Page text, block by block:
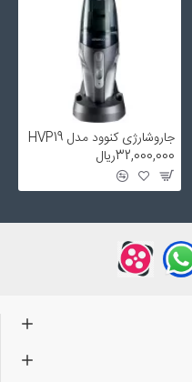
جاروشارژی کنوود مدل HVP19
32,000,000ریال